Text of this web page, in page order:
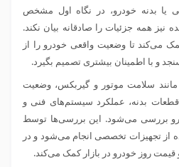
یا بدنه خودرو، در نگاه اول مشخص
همه جزئیات را صادقانه بیان نکند.
می‌کند تا وضعیت واقعی خودرو را از
و با اطمینان بیشتری تصمیم بگیرد.
مانند سلامت موتور و گیربکس، وضعیت
بدنه، عملکرد سیستم‌های فنی و
بررسی می‌شود. این بررسی‌ها توسط
از تجهیزات تخصصی انجام می‌شود و در
قیمت روز خودرو در بازار کمک می‌کند.